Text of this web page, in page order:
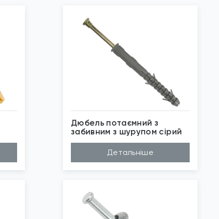
Дюбель потаємний з
забивним з шурупом сірий
Поліпропілен
Довжина (A...
100мм, 160мм, 18...
Діаметр (D...
10мм
Бренд
TEEM
Детальніше